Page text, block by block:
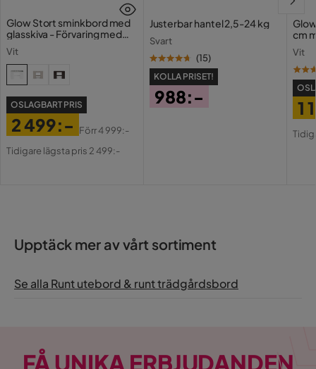
Glow Stort sminkbord med
glasskiva - Förvaring med
Vit
OSLAGBART PRIS
Pris
2 499:-
Original
Förr4 999:-
Tidigare lägsta pris 2 499:-
Justerbar hantel 2,5-24 kg
Svart
(15)
KOLLA PRISET!
988:-
cm
Vit
1
Upptäck mer av vårt sortiment
Se alla Runt utebord & runt trädgårdsbord
FÅ UNIKA ERBJUDANDEN